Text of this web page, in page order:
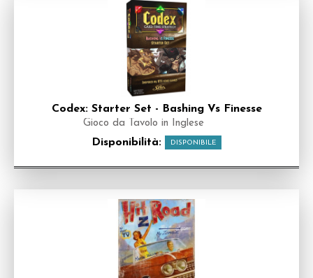
Codex: Starter Set - Bashing Vs Finesse
Gioco da Tavolo in Inglese
Disponibilità: DISPONIBILE